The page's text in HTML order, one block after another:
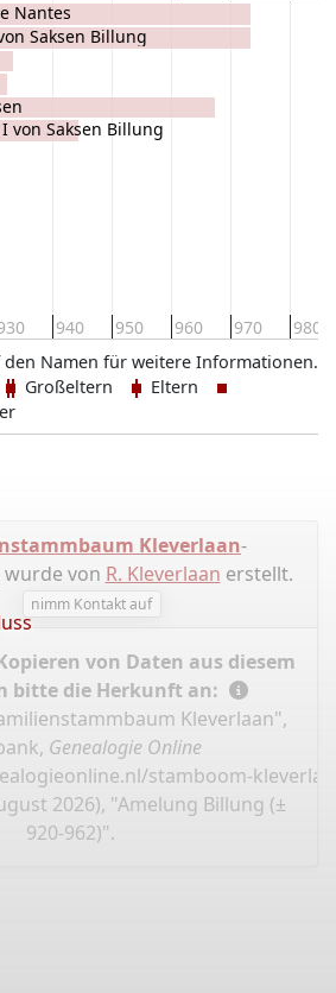
940 950 960 970 980
Nantes
Saksen Billung
von Saksen Billung
den Namen für weitere Informationen.
Großeltern
Eltern
Kleverlaan-
von R. Kleverlaan erstellt.
nimm Kontakt auf
von Daten aus diesem
bitte die Herkunft an:
Kleverlaan",
Genealogie Online
stamboom-
2026), "Amelung Billung (±
920-962)".